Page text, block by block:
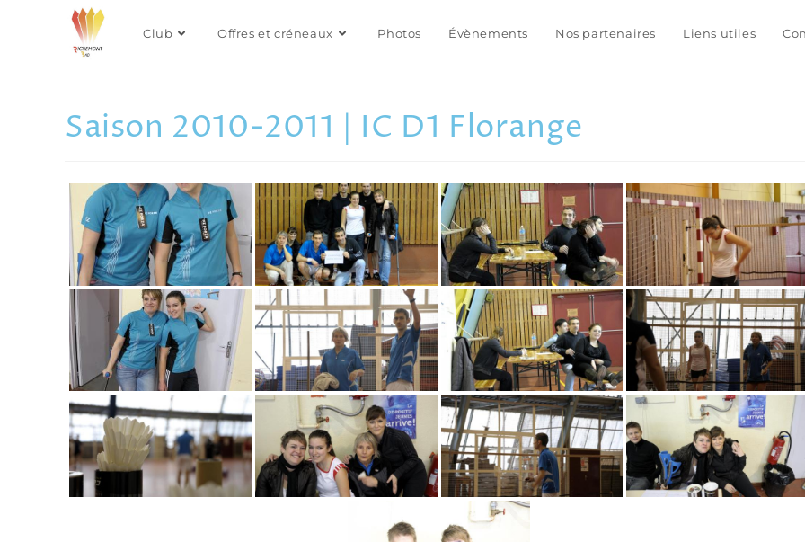
Club Offres et créneaux Photos Évènements Nos partenaires Liens utiles
Saison 2010-2011 | IC D1 Florange